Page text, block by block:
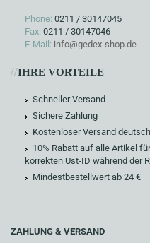
Phone: 0211 / 30147045
Fax: 0211 / 30147046
E-Mail: info@gedex-shop.de
//IHRE VORTEILE
Schneller Versand
Sichere Zahlung
Kostenloser Versand
10% Rabatt auf alle Artikel
korrekten Ust-ID während der
Mindestbestellwert ab 24 €
ZAHLUNG & VERSAND